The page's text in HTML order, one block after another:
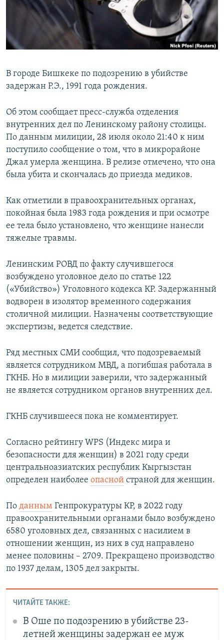
В городе Бишкеке по подозрению в убийстве
задержан Р.Э., 1991 года рождения.
Об этом сообщает пресс-служба отделения
внутренних дел по Ленинскому району столицы.
По данным милиции, 28 июля около 21:40 к ним
поступило сообщение о том, что в микрорайоне
Джал умерла женщина. В релизе отмечено, что она
была убита и скончалась до приезда медиков.
Как отметили в правоохранительных органах,
покойная была 1983 года рождения и при осмотре
ее тела было установлено, что женщине нанесли
тяжелые травмы.
Ленинским РОВД по факту случившегося
возбуждено уголовное дело по статье 122
(«Убийство») Уголовного кодекса КР. Задержанный
водворен в изолятор временного содержания
столичной милиции. Назначены соответствующие
экспертизы, ведется следствие.
Ряд местных СМИ сообщил, что подозреваемый
является сотрудником МВД, а погибшая работала в
ГКНБ. Но в милиции заверили, что задержанный
не является сотрудником органов внутренних дел.
ГКНБ случившееся пока не комментирует.
Согласно рейтингу WPS (Индекс мира и
безопасности для женщин) в 2021 году среди
центральноазиатских республик Кыргызстан
определен наиболее опасной страной для женщин.
По данным Генпрокуратуры КР, в 2022 году
правоохранительными органами было возбуждено
6580 уголовных дел, связанных с насилием в
отношении женщин, из них в суд направлено
менее половины – 2709. Прекращено производство
по 1937 делам, 1305 дел закрыты.
ЧИТАЙТЕ ТАКЖЕ:
В Оше по подозрению в убийстве 23-
летней женщины задержан ее муж